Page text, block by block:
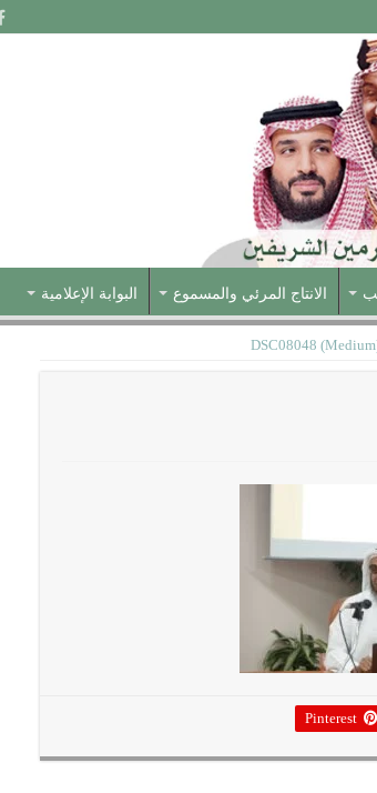
الانتاج المرئي والمسموع البوابة الإعلامية
DSC08048
Pinterest